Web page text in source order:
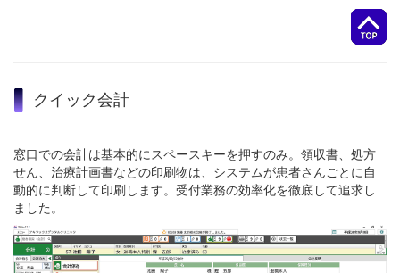
クイック会計
窓口での会計は基本的にスペースキーを押すのみ。領収書、処方
せん、治療計画書などの印刷物は、システムが患者さんごとに自
動的に判断して印刷します。受付業務の効率化を徹底して追求し
ました。